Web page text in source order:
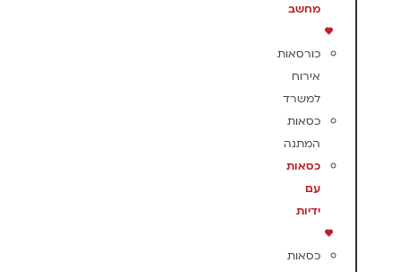
מחשב
כורסאות
אירוח
למשרד
כסאות
המתנה
כסאות
עם
ידיות
כסאות